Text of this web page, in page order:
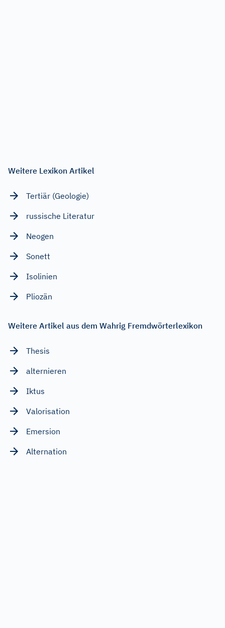
Weitere Lexikon Artikel
Tertiär (Geologie)
russische Literatur
Neogen
Sonett
Isolinien
Pliozän
Weitere Artikel aus dem Wahrig Fremdwörterlexikon
Thesis
alternieren
Iktus
Valorisation
Emersion
Alternation